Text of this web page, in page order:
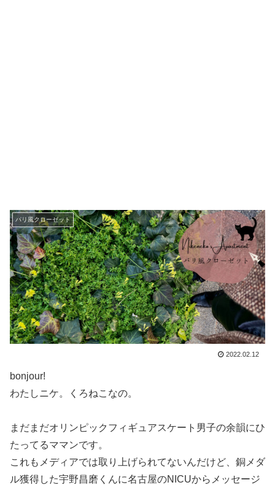
パリ風クローゼット
2022.02.12
bonjour!
わたしニケ。くろねこなの。
まだまだオリンピックフィギュアスケート男子の余韻にひ
たってるママンです。
これもメディアでは取り上げられてないんだけど、銅メダ
ル獲得した宇野昌磨くんに名古屋のNICUからメッセージ